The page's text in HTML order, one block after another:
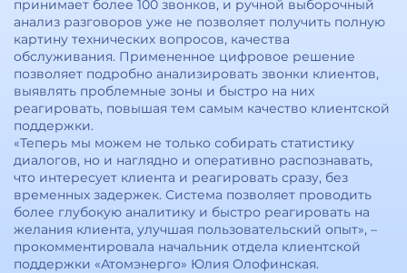
принимает более 100 звонков, и ручной выборочный
анализ разговоров уже не позволяет получить полную
картину технических вопросов, качества
обслуживания. Примененное цифровое решение
позволяет подробно анализировать звонки клиентов,
выявлять проблемные зоны и быстро на них
реагировать, повышая тем самым качество клиентской
поддержки.
«Теперь мы можем не только собирать статистику
диалогов, но и наглядно и оперативно распознавать,
что интересует клиента и реагировать сразу, без
временных задержек. Система позволяет проводить
более глубокую аналитику и быстро реагировать на
желания клиента, улучшая пользовательский опыт», –
прокомментировала начальник отдела клиентской
поддержки «Атомэнерго» Юлия Олофинская.